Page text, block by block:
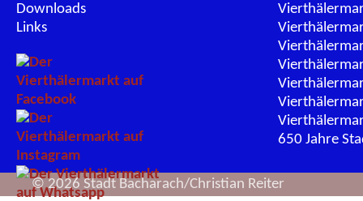
Downloads
Links
650 Jahre
© 2026 Stadt Bacharach/Christian Reiter